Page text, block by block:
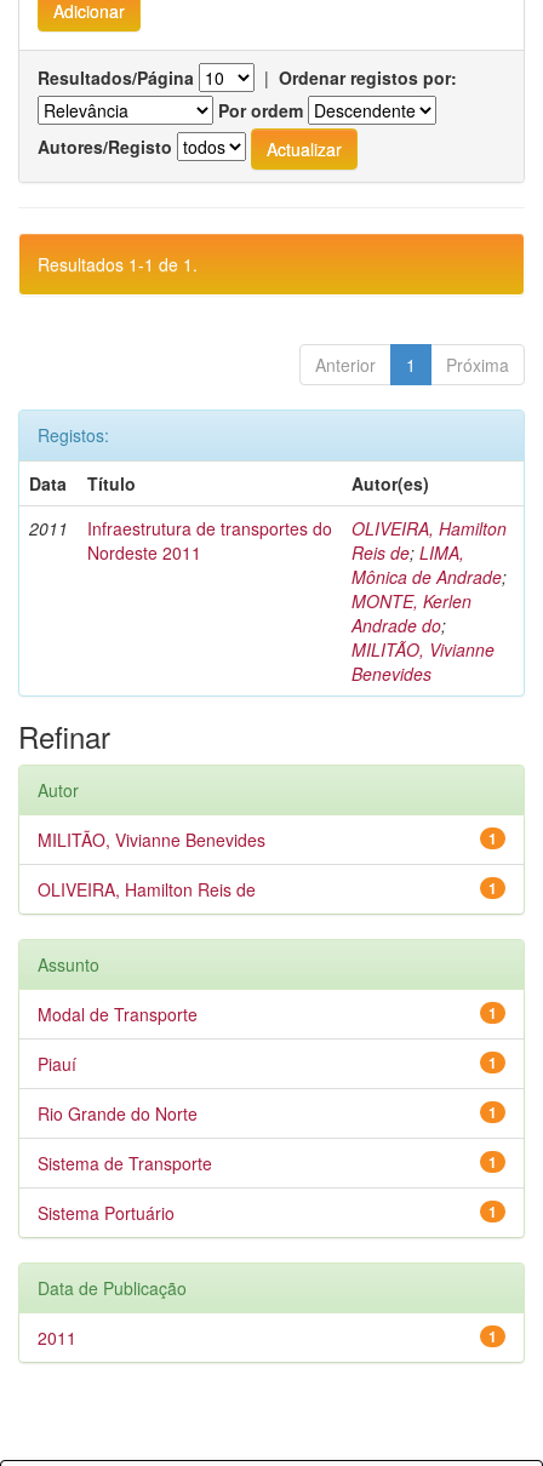
Resultados/Página | Ordenar registos por:
Por ordem
Autores/Registo
Resultados 1-1 de 1.
Anterior 1 Próxima
Registos:
Data
Título
Autor(es)
2011
Infraestrutura de transportes do
Nordeste 2011
OLIVEIRA, Hamilton
Reis de; LIMA,
Mônica de Andrade;
MONTE, Kerlen
Andrade do;
MILITÃO, Vivianne
Benevides
Refinar
Autor
1
MILITÃO, Vivianne Benevides
1
OLIVEIRA, Hamilton Reis de
Assunto
1
Modal de Transporte
1
Piauí
1
Rio Grande do Norte
1
Sistema de Transporte
1
Sistema Portuário
Data de Publicação
1
2011